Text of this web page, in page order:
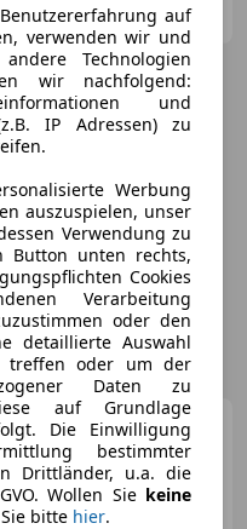
Focus
Traveller 1,5
ST-Line Aut.
auf
verwenden wir und
Technologien
wir nachfolgend:
und
IP Adressen) zu
Werbung
auszuspielen, unser
Verwendung zu
Button unten rechts,
Cookies
Verarbeitung
oder den
detaillierte Auswahl
treffen oder um der
Daten zu
auf Grundlage
Die Einwilligung
bestimmter
Drittländer, u.a. die
Wollen Sie keine
bitte hier.